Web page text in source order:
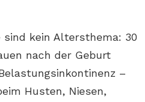
sind kein Altersthema: 30
nach der Geburt
–
Husten, Niesen,